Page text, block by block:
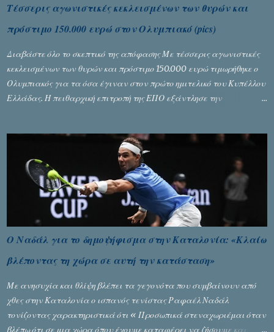
Τέσσερις αγωνιστικές κεκλεισμένων των θυρών και
πρόστιμο 150.000 ευρώ στον Ολυμπιακό (pics)
Διαβάστε όλο το σκεπτικό της απόφασης Με τέσσερις αγωνιστικές
κεκλεισμένων των θυρών και πρόστιμο 150.000 ευρώ τιμωρήθηκε ο
Ολυμπιακός για τα όσα έγιναν στον πρώτο ημιτελικό του Κυπέλλου
Ελλάδας. Η πειθαρχική επιτροπή της ΕΠΟ εξάντλησε την
αφαίρεσης βαθμών, όπως απαιτούσαν, αφού κάτι τέτοιο δεν ήταν
εφικτό, σύμφωνα με τα στοιχεία...
Ο Ναδάλ για το δημοψήφισμα στην Καταλονία: «Κλαίω
βλέποντας τη χώρα σε αυτή την κατάσταση»
Με ανησυχία και θλίψη βλέπει τα γεγονότα που συμβαίνουν από
χθες στην Καταλονία ο ισπανός τενίστας Ραφαέλ Ναδάλ
τονίζοντας χαρακτηριστικά ότι « Προσωπικά στεναχωριέμαι όταν
βλέπω ότι σε μια χώρα όπου έχουμε καταφέρει να ζήσουμε και